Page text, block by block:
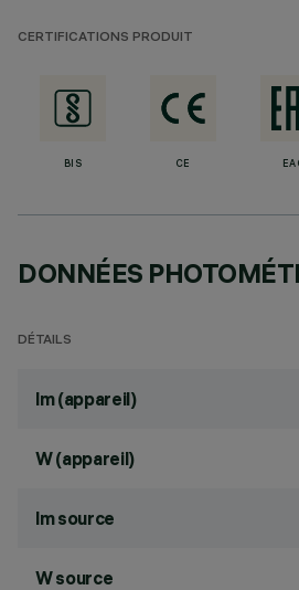
CERTIFICATIONS PRODUIT
BIS CE
DONNÉES
DÉTAILS
lm (appareil)
W (appareil)
lm source
W source